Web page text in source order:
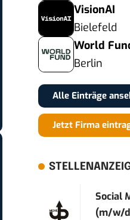
VisionAI
Bielefeld
World
Berlin
Alle Einträge
Jetzt Firma
Social
(m/w/